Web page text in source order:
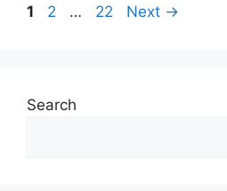
Page
1 Page
2 … Page
22 Next →
Search